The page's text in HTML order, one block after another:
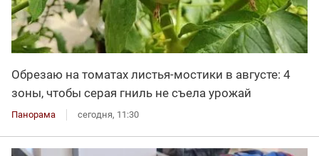
Обрезаю на томатах листья-мостики в августе: 4
зоны, чтобы серая гниль не съела урожай
Панорама сегодня, 11:30